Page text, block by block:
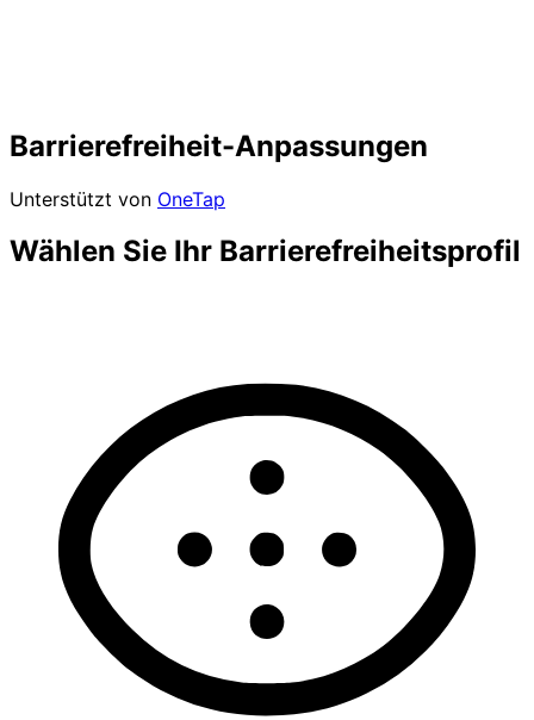
Barrierefreiheit-Anpassungen
Unterstützt von OneTap
Wählen Sie Ihr Barrierefreiheitsprofil